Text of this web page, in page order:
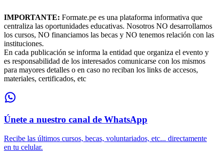
IMPORTANTE: Formate.pe es una plataforma informativa que
centraliza las oportunidades educativas. Nosotros NO desarrollamos
los cursos, NO financiamos las becas y NO tenemos relación con las
instituciones.
En cada publicación se informa la entidad que organiza el evento y
es responsabilidad de los interesados comunicarse con los mismos
para mayores detalles o en caso no reciban los links de accesos,
materiales, certificados, etc
Únete a nuestro canal de WhatsApp
Recibe las últimos cursos, becas, voluntariados, etc... directamente
en tu celular.